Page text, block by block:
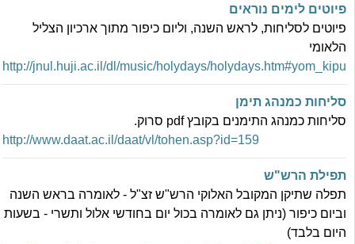
פיוטים לימים נוראים
פיוטים לסליחות, לראש השנה, וליום כיפור מתוך ארכיון הצליל
הלאומי
http://jnul.huji.ac.il/dl/music/holydays/holydays.htm#yom_kipu
סליחות כמנהג תימן
סליחות כמנהג התימנים בקובץ pdf סרוק.
http://www.daat.ac.il/daat/vl/tohen.asp?id=159
תפילת הרש"ש
תפלה שתיקן המקובל האלוקי הרש"ש זצ"ל - לאומרה בראש השנה
וביום כיפור (ניתן גם לאומרה בכול יום בחודשי אלול ותשרי - בשעות
היום בלבד)